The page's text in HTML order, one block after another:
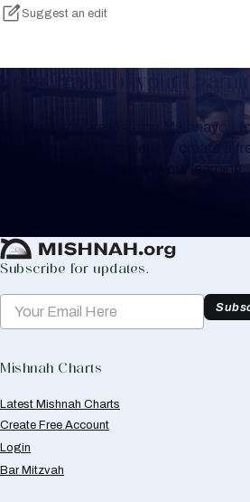
Suggest an edit
Keep Track of your
Whether you are learning Mishnayos
or for your own knowledge, create a
to help you keep track of your learning.
Subscribe for updates.
Mishnah Charts
Latest Mishnah Charts
Create Free Account
Login
Bar Mitzvah